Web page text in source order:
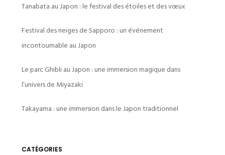
Tanabata au Japon : le festival des étoiles et des vœux
Festival des neiges de Sapporo : un événement
incontournable au Japon
Le parc Ghibli au Japon : une immersion magique dans
l’univers de Miyazaki
Takayama : une immersion dans le Japon traditionnel
CATÉGORIES